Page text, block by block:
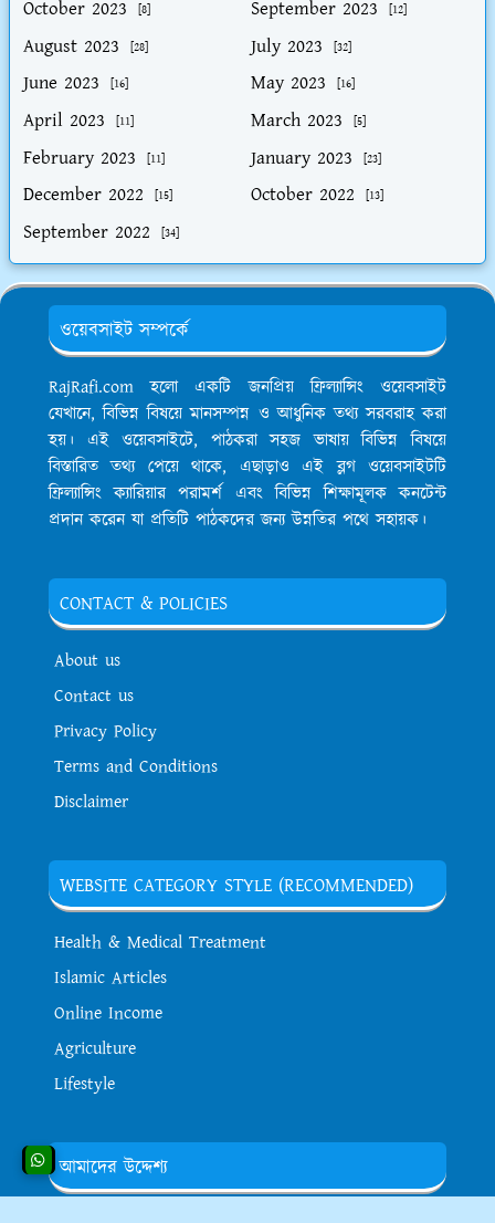
October 2023 [8] September 2023 [12]
August 2023 [28] July 2023 [32]
June 2023 [16] May 2023 [16]
April 2023 [11] March 2023 [5]
February 2023 [11] January 2023 [23]
December 2022 [15] October 2022 [13]
September 2022 [34]
ওয়েবসাইট সম্পর্কে
RajRafi.com হলো একটি জনপ্রিয় ফ্রিল্যান্সিং ওয়েবসাইট
যেখানে, বিভিন্ন বিষয়ে মানসম্পন্ন ও আধুনিক তথ্য সরবরাহ করা
হয়। এই ওয়েবসাইটে, পাঠকরা সহজ ভাষায় বিভিন্ন বিষয়ে
বিস্তারিত তথ্য পেয়ে থাকে, এছাড়াও এই ব্লগ ওয়েবসাইটটি
ফ্রিল্যান্সিং ক্যারিয়ার পরামর্শ এবং বিভিন্ন শিক্ষামূলক কনটেন্ট
প্রদান করেন যা প্রতিটি পাঠকদের জন্য উন্নতির পথে সহায়ক।
CONTACT & POLICIES
About us
Contact us
Privacy Policy
Terms and Conditions
Disclaimer
WEBSITE CATEGORY STYLE (RECOMMENDED)
Health & Medical Treatment
Islamic Articles
Online Income
Agriculture
Lifestyle
আমাদের উদ্দেশ্য